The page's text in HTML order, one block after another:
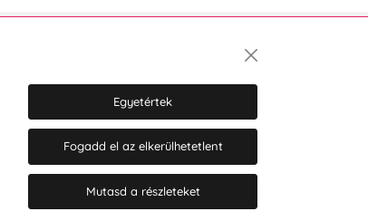
Hozzájárulok a személyes adatok
marketing célú kezeléséhez.
Személyes adatok védelmére
Egyetértek
Fogadd el az elkerülhetetlent
Mutasd a részleteket